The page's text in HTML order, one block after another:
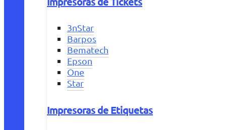
3nStar
Barpos
Bematech
Epson
One
Star
Impresoras de Etiquetas